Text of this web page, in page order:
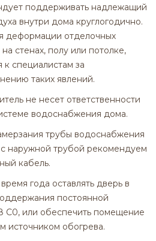
поддерживать надлежащий
внутри дома круглогодично.
деформации отделочных
стенах, полу или потолке,
специалистам за
таких явлений.
не несет ответственности
водоснабжения дома.
трубы водоснабжения
наружной трубой рекомендуем
кабель.
года оставлять дверь в
постоянной
С0, или обеспечить помещение
источником обогрева.